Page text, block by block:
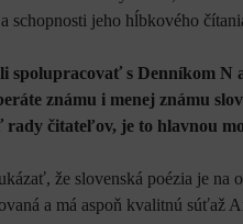
schopnosti jeho hĺbkového
spolupracovať s Denníkom
známu i menej známu
čitateľov, je to hlavnou
že slovenská poézia je na
a má aspoň kvalitnú súťaž